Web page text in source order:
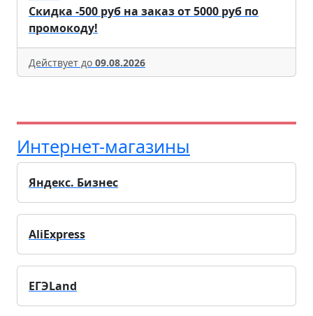
Скидка -500 руб на заказ от 5000 руб по
промокоду!
Действует до 09.08.2026
Интернет-магазины
Яндекс. Бизнес
AliExpress
ЕГЭLand